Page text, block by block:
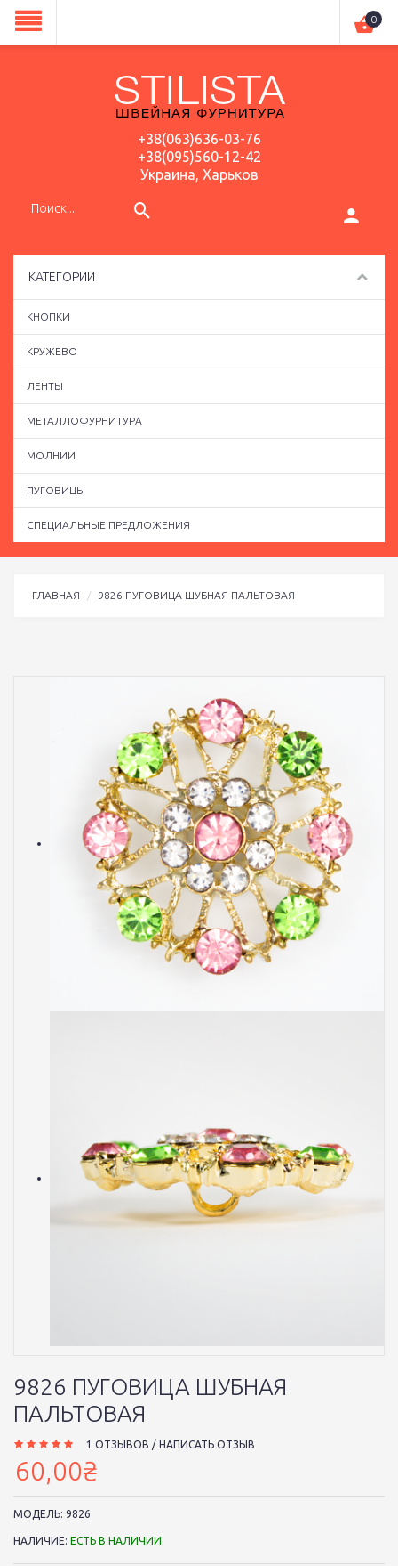
+38(063)636-03-76
+38(095)560-12-42
Украина, Харьков
0
КАТЕГОРИИ
КНОПКИ
КРУЖЕВО
ЛЕНТЫ
МЕТАЛЛОФУРНИТУРА
МОЛНИИ
ПУГОВИЦЫ
СПЕЦИАЛЬНЫЕ ПРЕДЛОЖЕНИЯ
ГЛАВНАЯ 9826 ПУГОВИЦА ШУБНАЯ ПАЛЬТОВАЯ
9826 ПУГОВИЦА ШУБНАЯ
ПАЛЬТОВАЯ
1 ОТЗЫВОВ / НАПИСАТЬ ОТЗЫВ
60,00₴
МОДЕЛЬ: 9826
НАЛИЧИЕ: ЕСТЬ В НАЛИЧИИ